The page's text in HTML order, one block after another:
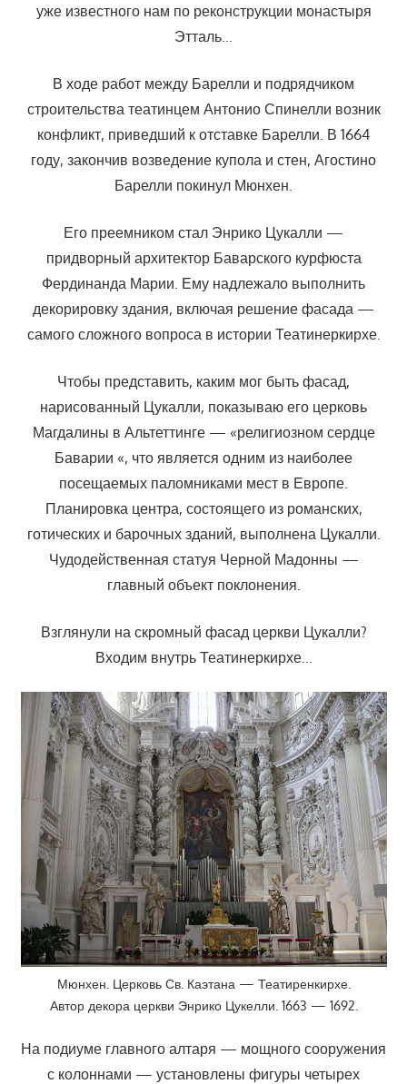
уже известного нам по реконструкции монастыря
Этталь…
В ходе работ между Барелли и подрядчиком
строительства театинцем Антонио Спинелли возник
конфликт, приведший к отставке Барелли. В 1664
году, закончив возведение купола и стен, Агостино
Барелли покинул Мюнхен.
Его преемником стал Энрико Цукалли —
придворный архитектор Баварского курфюста
Фердинанда Марии. Ему надлежало выполнить
декорировку здания, включая решение фасада —
самого сложного вопроса в истории Театинеркирхе.
Чтобы представить, каким мог быть фасад,
нарисованный Цукалли, показываю его церковь
Магдалины в Альтеттинге — «религиозном сердце
Баварии «, что является одним из наиболее
посещаемых паломниками мест в Европе.
Планировка центра, состоящего из романских,
готических и барочных зданий, выполнена Цукалли.
Чудодейственная статуя Черной Мадонны —
главный объект поклонения.
Взглянули на скромный фасад церкви Цукалли?
Входим внутрь Театинеркирхе…
Мюнхен. Церковь Св. Каэтана — Театиренкирхе.
Автор декора церкви Энрико Цукелли. 1663 — 1692.
На подиуме главного алтаря — мощного сооружения
с колоннами — установлены фигуры четырех